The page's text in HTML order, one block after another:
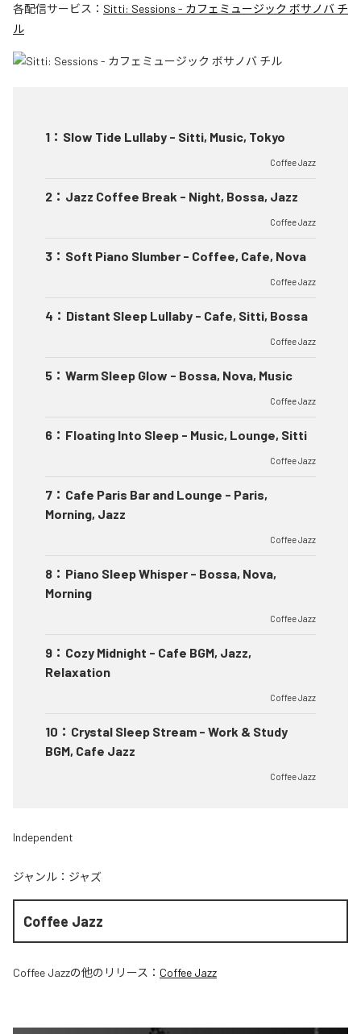
各配信サービス： Sitti: Sessions - カフェミュージック ボサノバ チ
ル
1 ： Slow Tide Lullaby - Sitti, Music, Tokyo
Coffee Jazz
2 ： Jazz Coffee Break - Night, Bossa, Jazz
Coffee Jazz
3 ： Soft Piano Slumber - Coffee, Cafe, Nova
Coffee Jazz
4 ： Distant Sleep Lullaby - Cafe, Sitti, Bossa
Coffee Jazz
5 ： Warm Sleep Glow - Bossa, Nova, Music
Coffee Jazz
6 ： Floating Into Sleep - Music, Lounge, Sitti
Coffee Jazz
7 ： Cafe Paris Bar and Lounge - Paris,
Morning, Jazz
Coffee Jazz
8 ： Piano Sleep Whisper - Bossa, Nova,
Morning
Coffee Jazz
9 ： Cozy Midnight - Cafe BGM, Jazz,
Relaxation
Coffee Jazz
10 ： Crystal Sleep Stream - Work & Study
BGM, Cafe Jazz
Coffee Jazz
Independent
ジャンル： ジャズ
Coffee Jazz
Coffee Jazzの他のリリース： Coffee Jazz